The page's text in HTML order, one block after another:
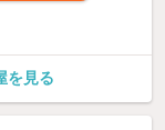
を見る